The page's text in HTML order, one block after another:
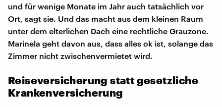
und für wenige Monate im Jahr auch tatsächlich vor
Ort, sagt sie. Und das macht aus dem kleinen Raum
unter dem elterlichen Dach eine rechtliche Grauzone.
Marinela geht davon aus, dass alles ok ist, solange das
Zimmer nicht zwischenvermietet wird.
Reiseversicherung statt gesetzliche
Krankenversicherung